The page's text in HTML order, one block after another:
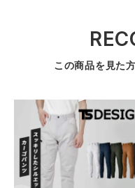
この商品を見た